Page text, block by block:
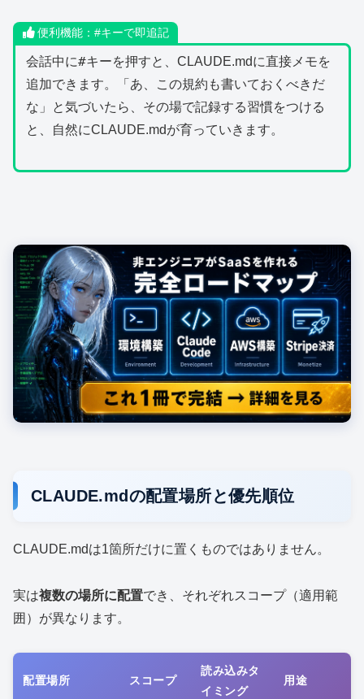
便利機能：#キーで即追記
会話中に#キーを押すと、CLAUDE.mdに直接メモを
追加できます。「あ、この規約も書いておくべきだ
な」と気づいたら、その場で記録する習慣をつける
と、自然にCLAUDE.mdが育っていきます。
CLAUDE.mdの配置場所と優先順位
CLAUDE.mdは1箇所だけに置くものではありません。
実は複数の場所に配置でき、それぞれスコープ（適用範
囲）が異なります。
配置場所 スコープ
読み込みタ
イミング
用途